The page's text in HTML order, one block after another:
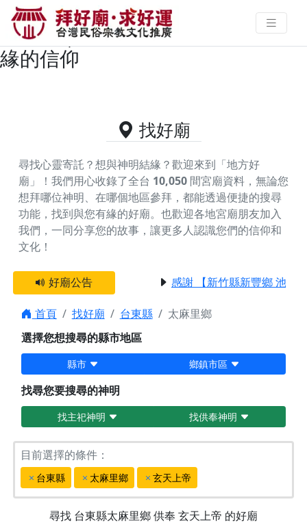
台東縣太麻里鄉供奉玄天上帝的好
廟資料｜拜好廟求好運 找到與您有
緣的信仰
找好廟
尋找心靈寄託？想與神明結緣？歡迎來到「地方好
廟」！我們用心收錄了全台 10,050 間宮廟資料，無論您
想拜哪位神明、在哪個地區參拜，都能透過便捷的搜尋
功能，找到與您有緣的好廟。 也歡迎各地宮廟朋友加入
我們，一同分享您的故事，讓更多人認識您們的信仰和
文化！
好廟公告 感謝 【新竹縣新豐鄉 池和
首頁 找好廟 台東縣
太麻里鄉
選擇您想搜尋的縣市地區
縣市 鄉鎮市區
找尋您要搜尋的神明
找主祀神明 找供奉神明
目前選擇的條件：
台東縣 太麻里鄉 玄天上帝
尋找 台東縣太麻里鄉供奉 玄天上帝 的好廟